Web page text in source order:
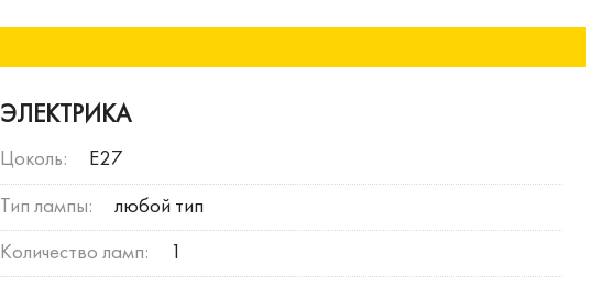
ЭЛЕКТРИКА
Цоколь: E27
Тип лампы: любой тип
Количество ламп: 1